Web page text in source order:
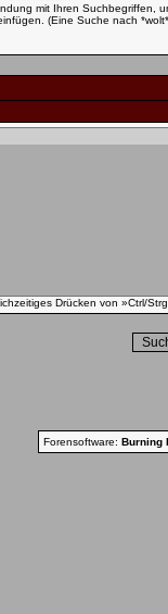
mit Ihren Suchbegriffen,
(Eine Suche nach
Drücken von »Ctrl/
Forensoftware: Burning